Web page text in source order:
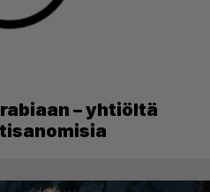
– yhtiöltä